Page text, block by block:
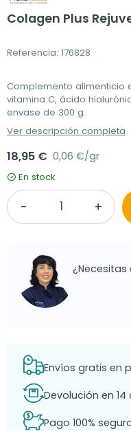
Colagen Plus
Referencia: 176828
Complemento alimenticio
vitamina C, ácido
envase de 300 g.
Ver descripción completa
18,95 € 0,06 €/gr
En stock
Envíos gratis en
Devolución en
Pago 100%